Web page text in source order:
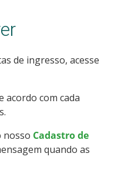
de ingresso, acesse
acordo com cada
nosso Cadastro de
quando as